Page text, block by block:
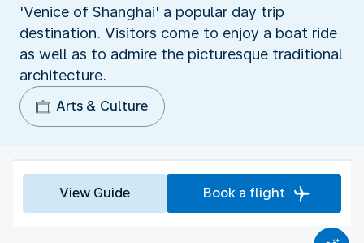
'Venice of Shanghai' a popular day trip
destination. Visitors come to enjoy a boat ride
as well as to admire the picturesque traditional
architecture.
Arts & Culture
View Guide Book a flight